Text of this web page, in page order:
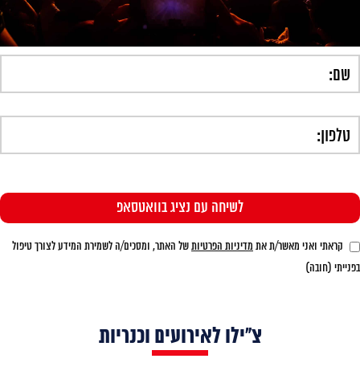
קראתי ואני מאשר/ת את מדיניות הפרטיותשל האתר, ומסכים/ה לשמירת המידע לצורך טיפול
בפנייתי (חובה)
צ"ילו לאירועים וכנריות